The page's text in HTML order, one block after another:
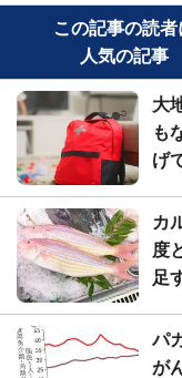
この記事の読者
人気の記事
大
も
げ
カ
度
足
パ
が